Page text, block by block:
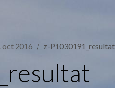
oct 2016 z-P1030191_resultat